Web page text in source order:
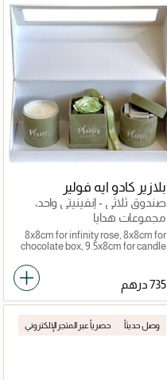
بلازير كادو ايه فولير
صندوق ثلاثي - إنفينيتي واحد،
شوكولاتة، شمعة
مجموعات هدايا
8x8cm for infinity rose, 8x8cm for
chocolate box, 9.5x8cm for candle
وصل حديثاً حصرياً عبر المتجر الإلكتروني